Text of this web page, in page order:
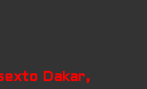
Dakar,